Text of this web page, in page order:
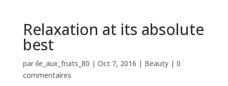
Relaxation at its absolute
best
par ile_aux_fruits_80 | Oct 7, 2016 | Beauty| 0
commentaires